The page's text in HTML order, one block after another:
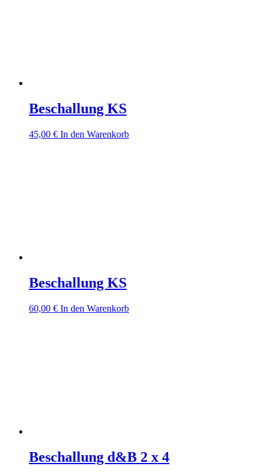
Beschallung KS
45,00 € In den Warenkorb
Beschallung KS
60,00 € In den Warenkorb
Beschallung d&B 2 x 4